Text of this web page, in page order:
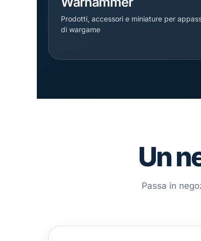
Prodotti, accessori e miniature per
di wargame
Un
Passa in